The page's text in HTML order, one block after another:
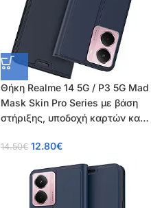
Θήκη Realme 14 5G / P3 5G Mad
Mask Skin Pro Series με βάση
στήριξης, υποδοχή καρτών και
από συνθετικό δέρμα και TPU
14.50€ 12.80€